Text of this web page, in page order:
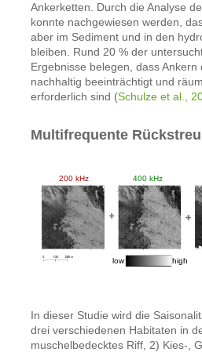
Ankerketten. Durch die Analyse
konnte nachgewiesen werden,
aber im Sediment und in den
bleiben. Rund 20 % der
Ergebnisse belegen, dass
nachhaltig beeinträchtigt und
erforderlich sind (Schulze et al.,
Multifrequente
In dieser Studie wird die
drei verschiedenen Habitaten in
muschelbedecktes Riff, 2) Kies-,